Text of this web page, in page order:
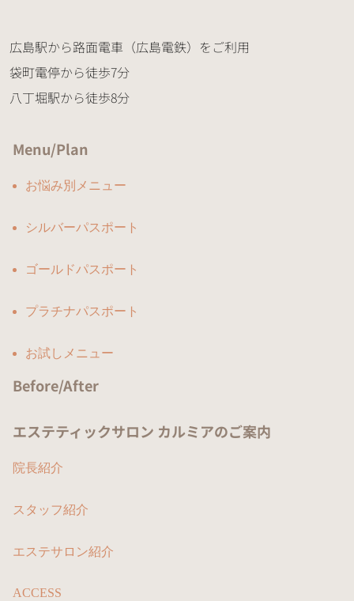
広島駅から路面電車（広島電鉄）をご利用
袋町電停から徒歩7分
八丁堀駅から徒歩8分
Menu/Plan
お悩み別メニュー
シルバーパスポート
ゴールドパスポート
プラチナパスポート
お試しメニュー
Before/After
エステティックサロン カルミアのご案内
院長紹介
スタッフ紹介
エステサロン紹介
ACCESS